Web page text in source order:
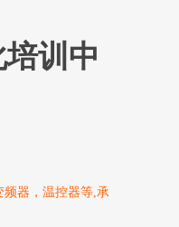
训中
频器，温控器等,承